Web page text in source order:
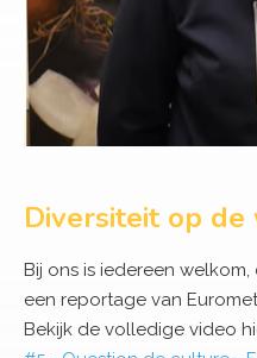
Diversiteit op
Bij ons is iedereen
een reportage van
Bekijk de volledige video